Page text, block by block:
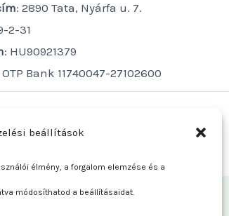
beállítások
élmény, a forgalom elemzése és a
módosíthatod a beállításaidat.
: 2890 Tata, Nyárfa u. 7.
2-31
: HU90921379
OTP Bank 11740047-27102600